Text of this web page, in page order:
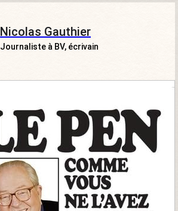
Nicolas Gauthier
Journaliste à BV, écrivain